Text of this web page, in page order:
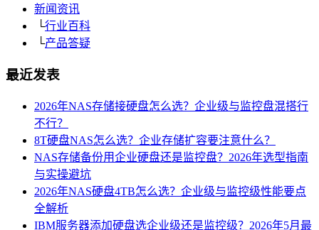
新闻资讯
└行业百科
└产品答疑
最近发表
2026年NAS存储接硬盘怎么选？企业级与监控盘混搭行
不行？
8T硬盘NAS怎么选？企业存储扩容要注意什么？
NAS存储备份用企业硬盘还是监控盘？2026年选型指南
与实操避坑
2026年NAS硬盘4TB怎么选？企业级与监控级性能要点
全解析
IBM服务器添加硬盘选企业级还是监控级？2026年5月最